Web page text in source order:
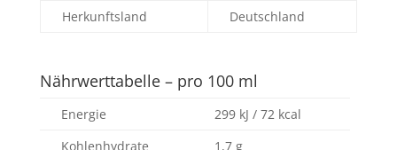
Herkunftsland
Deutschland
Nährwerttabelle – pro 100 ml
Energie
299 kJ / 72 kcal
Kohlenhydrate
1,7 g